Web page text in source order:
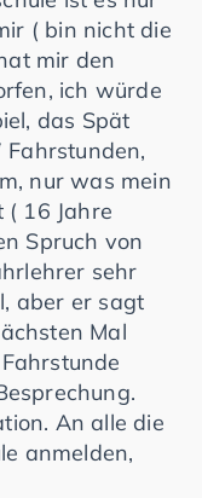
( bin nicht die
mir den
ich würde
das Spät
Fahrstunden,
nur was mein
( 16 Jahre
Spruch von
sehr
aber er sagt
Mal
An alle die
anmelden,